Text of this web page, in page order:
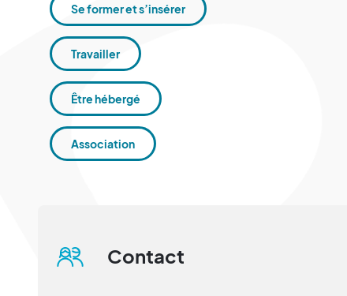
Se former et s’insérer
Travailler
Être hébergé
Association
Contact